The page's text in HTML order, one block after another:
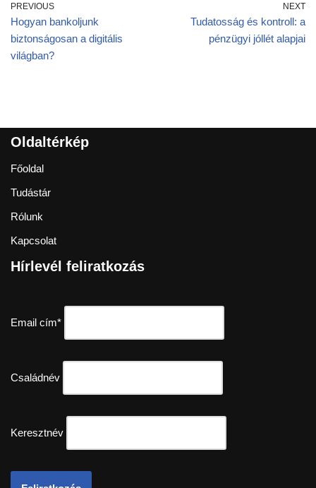
PREVIOUS
Hogyan bankoljunk
biztonságosan a digitális
világban?
NEXT
Tudatosság és kontroll: a
pénzügyi jóllét alapjai
Oldaltérkép
Főoldal
Tudástár
Rólunk
Kapcsolat
Hírlevél feliratkozás
Email cím*
Családnév
Keresztnév